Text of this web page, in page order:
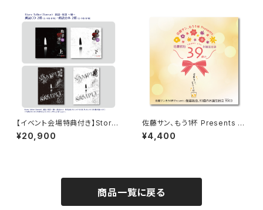
【イベント会場特典付き】Story
Teller（Terror） 朗読・怪談 〜
嫌〜 朗読セット
¥20,900
佐藤サン、もう1杯 Presents 佐
藤拓也、39歳のお誕生日会 39
（Thank you）CD
¥4,400
商品一覧に戻る